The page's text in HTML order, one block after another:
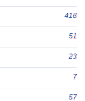
418
51
23
7
57